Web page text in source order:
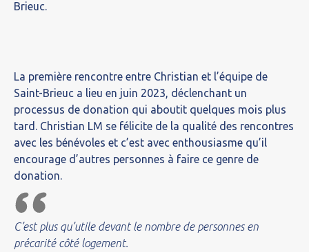
Brieuc.
La première rencontre entre Christian et l’équipe de
Saint-Brieuc a lieu en juin 2023, déclenchant un
processus de donation qui aboutit quelques mois plus
tard. Christian LM se félicite de la qualité des rencontres
avec les bénévoles et c’est avec enthousiasme qu’il
encourage d’autres personnes à faire ce genre de
donation.
C’est plus qu’utile devant le nombre de personnes en
précarité côté logement.